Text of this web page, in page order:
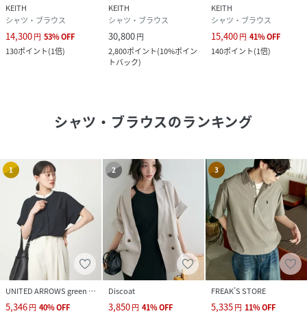
KEITH
シャツ・ブラウス
14,300円 53%OFF
130ポイント(1倍)
KEITH
シャツ・ブラウス
30,800円
2,800ポイント(10%ポイン
トバック)
KEITH
シャツ・ブラウス
15,400円 41%OFF
140ポイント(1倍)
シャツ・ブラウスのランキング
1
UNITED ARROWS green label relaxing
5,346円 40%OFF
2
Discoat
3,850円 41%OFF
3
FREAK’S STORE
5,335円 11%OFF